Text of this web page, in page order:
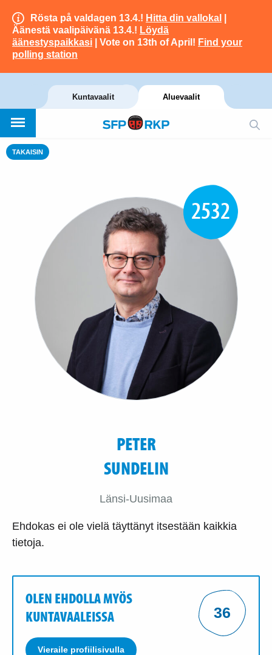
Rösta på valdagen 13.4.! Hitta din vallokal
Äänestä vaalipäivänä 13.4.! Löydä
äänestyspaikkasi | Vote on 13th of April! Find your
polling station
Kuntavaalit Aluevaalit
TAKAISIN
2532
PETER
SUNDELIN
Länsi-Uusimaa
Ehdokas ei ole vielä täyttänyt itsestään kaikkia
tietoja.
OLEN EHDOLLA MYÖS
KUNTAVAALEISSA
Vieraile profiilisivulla
36